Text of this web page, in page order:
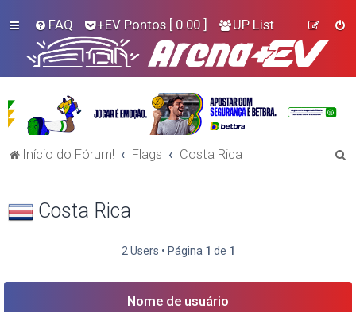
FAQ +EV Pontos [ 0.00 ] UP List
Início do Fórum! Flags Costa Rica
s
Costa Rica
2 Users • Página 1 de 1
Nome de usuário